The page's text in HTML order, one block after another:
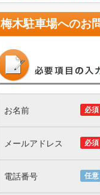
梅木駐車場へのお
必須
お名前
必須
メールアドレス
任意
電話番号